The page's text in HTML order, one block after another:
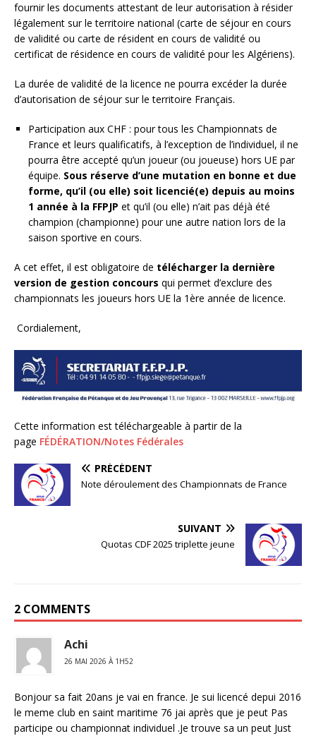
fournir les documents attestant de leur autorisation à résider
légalement sur le territoire national (carte de séjour en cours
de validité ou carte de résident en cours de validité ou
certificat de résidence en cours de validité pour les Algériens).
La durée de validité de la licence ne pourra excéder la durée
d’autorisation de séjour sur le territoire Français.
Participation aux CHF : pour tous les Championnats de
France et leurs qualificatifs, à l’exception de l’individuel, il ne
pourra être accepté qu’un joueur (ou joueuse) hors UE par
équipe. Sous réserve d’une mutation en bonne et due
forme, qu’il (ou elle) soit licencié(e) depuis au moins
1 année à la FFPJP et qu’il (ou elle) n’ait pas déjà été
champion (championne) pour une autre nation lors de la
saison sportive en cours.
A cet effet, il est obligatoire de télécharger la dernière
version de gestion concours qui permet d’exclure des
championnats les joueurs hors UE la 1ère année de licence.
Cordialement,
Cette information est téléchargeable à partir de la
page FÉDÉRATION/Notes Fédérales
PRÉCÉDENT
Note déroulement des Championnats de France
SUIVANT
Quotas CDF 2025 triplette jeune
2 COMMENTS
Achi
26 MAI 2026 À 1H52
Bonjour sa fait 20ans je vai en france. Je sui licencé depui 2016
le meme club en saint maritime 76 jai après que je peut Pas
participe ou championnat individuel .Je trouve sa un peut Just